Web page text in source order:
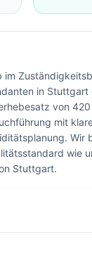
im
in
von
mit
Wir
wie
Stuttgart.